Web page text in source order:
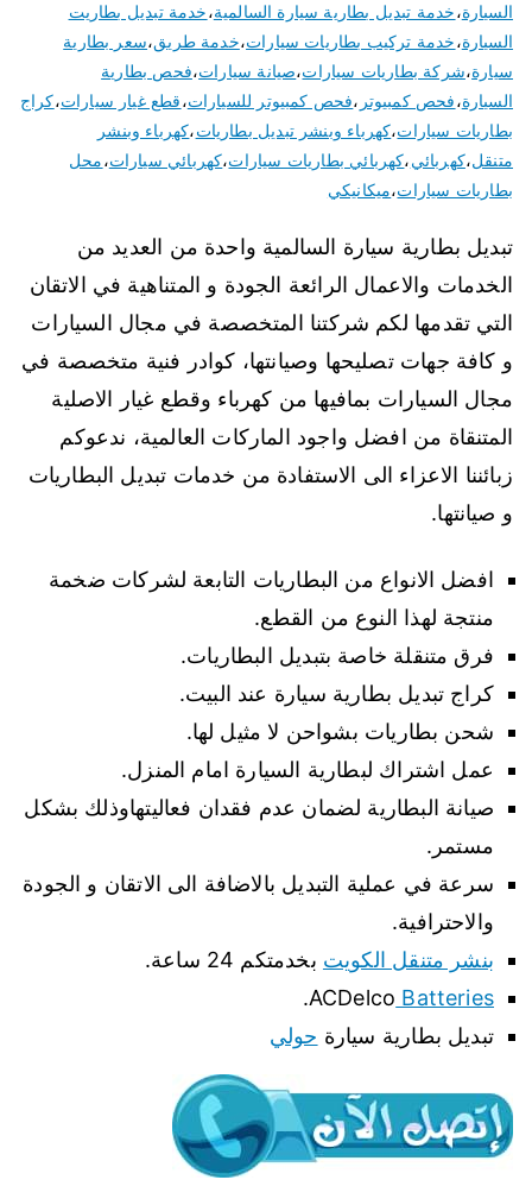
السيارة،خدمة تبديل بطارية سيارة السالمية،خدمة تبديل بطاريت
السيارة،خدمة تركيب بطاريات سيارات،خدمة طريق،سعر بطارية
سيارة،شركة بطاريات سيارات،صيانة سيارات،فحص بطارية
السيارة،فحص كمبيوتر ،فحص كمبيوتر للسيارات،قطع غيار سيارات،كراج
بطاريات سيارات،كهرباء وبنشر تبديل بطاريات،كهرباء وبنشر
متنقل،كهربائي،كهربائي بطاريات سيارات،كهربائي سيارات،محل
بطاريات سيارات،ميكانيكي
تبديل بطارية سيارة السالمية واحدة من العديد من
الخدمات والاعمال الرائعة الجودة و المتناهية في الاتقان
التي تقدمها لكم شركتنا المتخصصة في مجال السيارات
و كافة جهات تصليحها وصيانتها، كوادر فنية متخصصة في
مجال السيارات بمافيها من كهرباء وقطع غيار الاصلية
المتنقاة من افضل واجود الماركات العالمية، ندعوكم
زبائننا الاعزاء الى الاستفادة من خدمات تبديل البطاريات
و صيانتها.
افضل الانواع من البطاريات التابعة لشركات ضخمة
منتجة لهذا النوع من القطع.
فرق متنقلة خاصة بتبديل البطاريات.
كراج تبديل بطارية سيارة عند البيت.
شحن بطاريات بشواحن لا مثيل لها.
عمل اشتراك لبطارية السيارة امام المنزل.
صيانة البطارية لضمان عدم فقدان فعاليتهاوذلك بشكل
مستمر.
سرعة في عملية التبديل بالاضافة الى الاتقان و الجودة
والاحترافية.
بنشر متنقل الكويت بخدمتكم 24 ساعة.
ACDelco Batteries
.
تبديل بطارية سيارة حولي